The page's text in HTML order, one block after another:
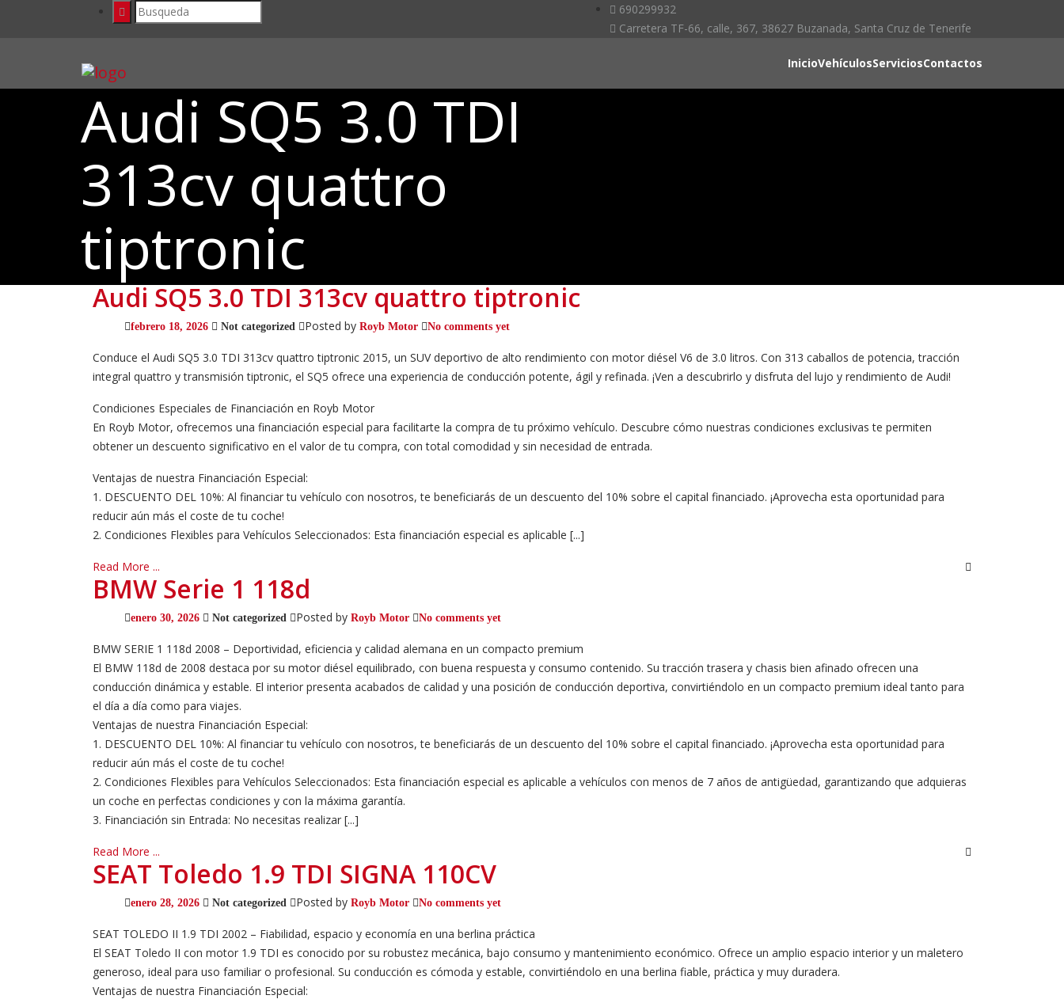
690299932
Carretera TF-66, calle, 367, 38627 Buzanada, Santa Cruz de Tenerife
InicioVehículosServiciosContactos
Audi SQ5 3.0 TDI
313cv quattro
tiptronic
Audi SQ5 3.0 TDI 313cv quattro tiptronic
febrero 18, 2026 Not categorized Posted by Royb Motor No comments yet
Conduce el Audi SQ5 3.0 TDI 313cv quattro tiptronic 2015, un SUV deportivo de alto rendimiento con motor diésel V6 de 3.0 litros. Con 313 caballos de potencia, tracción
integral quattro y transmisión tiptronic, el SQ5 ofrece una experiencia de conducción potente, ágil y refinada. ¡Ven a descubrirlo y disfruta del lujo y rendimiento de Audi!
Condiciones Especiales de Financiación en Royb Motor
En Royb Motor, ofrecemos una financiación especial para facilitarte la compra de tu próximo vehículo. Descubre cómo nuestras condiciones exclusivas te permiten
obtener un descuento significativo en el valor de tu compra, con total comodidad y sin necesidad de entrada.
Ventajas de nuestra Financiación Especial:
1. DESCUENTO DEL 10%: Al financiar tu vehículo con nosotros, te beneficiarás de un descuento del 10% sobre el capital financiado. ¡Aprovecha esta oportunidad para
reducir aún más el coste de tu coche!
2. Condiciones Flexibles para Vehículos Seleccionados: Esta financiación especial es aplicable [...]
Read More ...
BMW Serie 1 118d
enero 30, 2026 Not categorized Posted by Royb Motor No comments yet
BMW SERIE 1 118d 2008 – Deportividad, eficiencia y calidad alemana en un compacto premium
El BMW 118d de 2008 destaca por su motor diésel equilibrado, con buena respuesta y consumo contenido. Su tracción trasera y chasis bien afinado ofrecen una
conducción dinámica y estable. El interior presenta acabados de calidad y una posición de conducción deportiva, convirtiéndolo en un compacto premium ideal tanto para
el día a día como para viajes.
Ventajas de nuestra Financiación Especial:
1. DESCUENTO DEL 10%: Al financiar tu vehículo con nosotros, te beneficiarás de un descuento del 10% sobre el capital financiado. ¡Aprovecha esta oportunidad para
reducir aún más el coste de tu coche!
2. Condiciones Flexibles para Vehículos Seleccionados: Esta financiación especial es aplicable a vehículos con menos de 7 años de antigüedad, garantizando que adquieras
un coche en perfectas condiciones y con la máxima garantía.
3. Financiación sin Entrada: No necesitas realizar [...]
Read More ...
SEAT Toledo 1.9 TDI SIGNA 110CV
enero 28, 2026 Not categorized Posted by Royb Motor No comments yet
SEAT TOLEDO II 1.9 TDI 2002 – Fiabilidad, espacio y economía en una berlina práctica
El SEAT Toledo II con motor 1.9 TDI es conocido por su robustez mecánica, bajo consumo y mantenimiento económico. Ofrece un amplio espacio interior y un maletero
generoso, ideal para uso familiar o profesional. Su conducción es cómoda y estable, convirtiéndolo en una berlina fiable, práctica y muy duradera.
Ventajas de nuestra Financiación Especial: